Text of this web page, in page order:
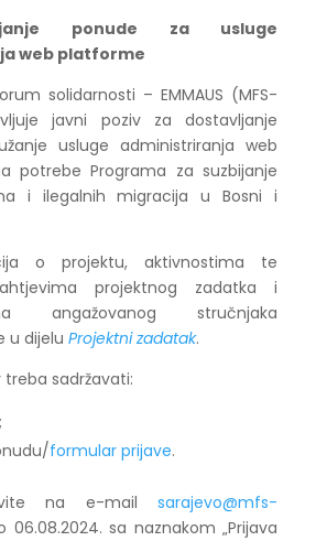
ponude za usluge
web platforme
solidarnosti – EMMAUS (MFS-
javni poziv za dostavljanje
usluge administriranja web
potrebe Programa za suzbijanje
i ilegalnih migracija u Bosni i
o projektu, aktivnostima te
projektnog zadatka i
angažovanog stručnjaka
u dijelu Projektni zadatak.
treba sadržavati:
formular prijave.
na e-mailsarajevo@mfs-
06.08.2024. sa naznakom „Prijava